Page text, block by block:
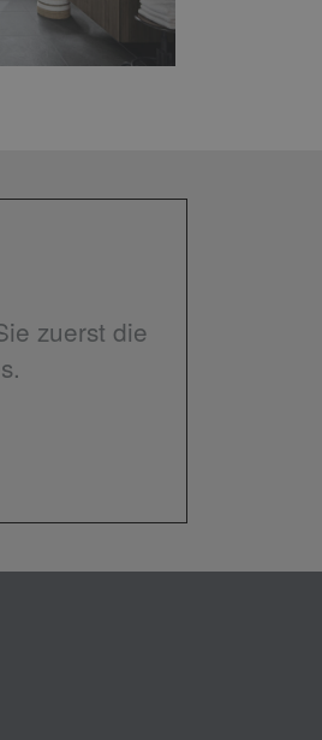
zuerst die